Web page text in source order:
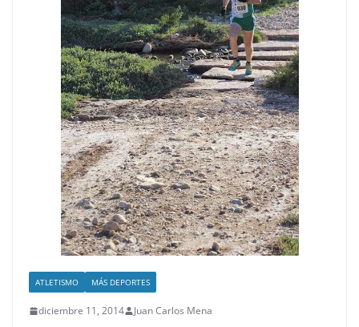
ATLETISMO MÁS DEPORTES
diciembre 11, 2014 Juan Carlos Mena